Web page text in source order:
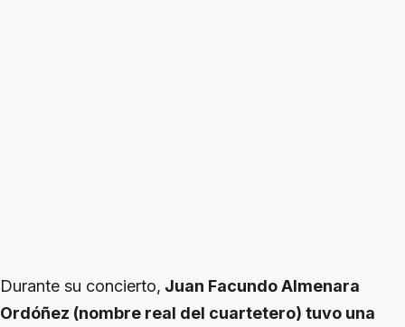
Durante su concierto, Juan Facundo Almenara
Ordóñez (nombre real del cuartetero) tuvo una